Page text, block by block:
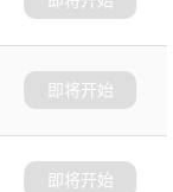
即将开始
即将开始